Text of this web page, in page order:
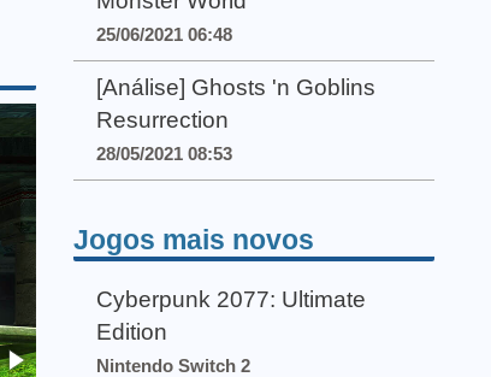
25/06/2021 06:48
[Análise] Ghosts 'n Goblins
Resurrection
28/05/2021 08:53
Jogos mais novos
Cyberpunk 2077: Ultimate
Edition
Nintendo Switch 2